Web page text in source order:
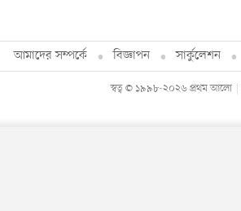
আমাদের সম্পর্কে বিজ্ঞাপন সার্কুলেশন
স্বত্ব © ১৯৯৮-২০২৬ প্রথম আলো